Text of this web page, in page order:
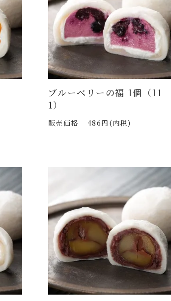
ブルーベリーの福 1個（11
1）
販売価格 486円(内税)